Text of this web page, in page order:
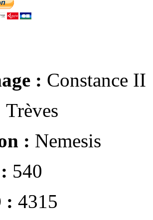
: Constance II
Trèves
: Nemesis
540
: 4315